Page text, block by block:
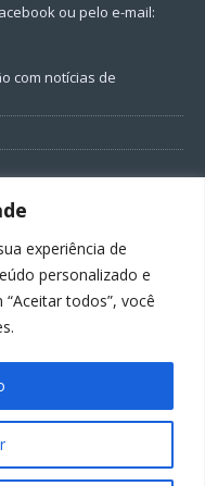
experiência de
personalizado e
todos”, você
ou pelo e-mail:
com notícias de